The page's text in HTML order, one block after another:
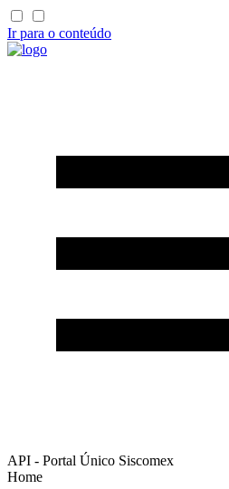
Ir para o conteúdo
API - Portal Único Siscomex
Home